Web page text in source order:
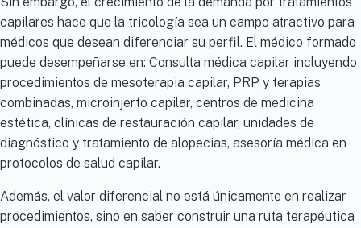
capilares hace que la tricología sea un campo atractivo para
médicos que desean diferenciar su perfil. El médico formado
puede desempeñarse en: Consulta médica capilar incluyendo
procedimientos de mesoterapia capilar, PRP y terapias
combinadas, microinjerto capilar, centros de medicina
estética, clínicas de restauración capilar, unidades de
diagnóstico y tratamiento de alopecias, asesoría médica en
protocolos de salud capilar.
Además, el valor diferencial no está únicamente en realizar
procedimientos, sino en saber construir una ruta terapéutica